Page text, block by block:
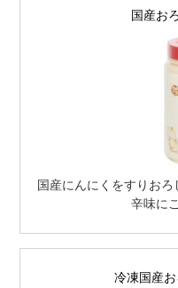
国産お
国産にんにくをすりおろ
辛味に
冷凍国産